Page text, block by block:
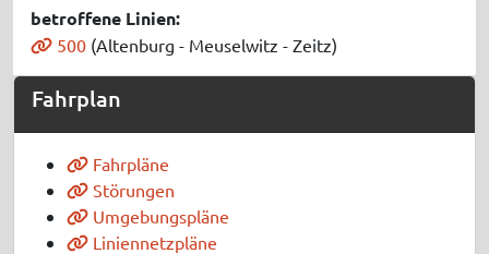
betroffene Linien:
500 (Altenburg - Meuselwitz - Zeitz)
Fahrplan
Fahrpläne
Störungen
Umgebungspläne
Liniennetzpläne